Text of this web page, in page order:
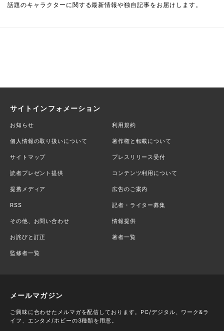
話題のキャラクターに関する最新情報や独自記事をお届けします。
サイトインフォメーション
お知らせ 利用規約
個人情報の取り扱いについて 著作権と転載について
サイトマップ プレスリリース受付
読者プレゼント提供 コンテンツ利用について
提携メディア 広告のご案内
RSS 記者・ライター募集
その他、お問い合わせ 情報提供
お詫びと訂正 著者一覧
監修者一覧
メールマガジン
ご興味に合わせたメルマガを配信しております。PC/デジタル、ワーク&ラ
イフ、エンタメ/ホビーの3種類を用意。